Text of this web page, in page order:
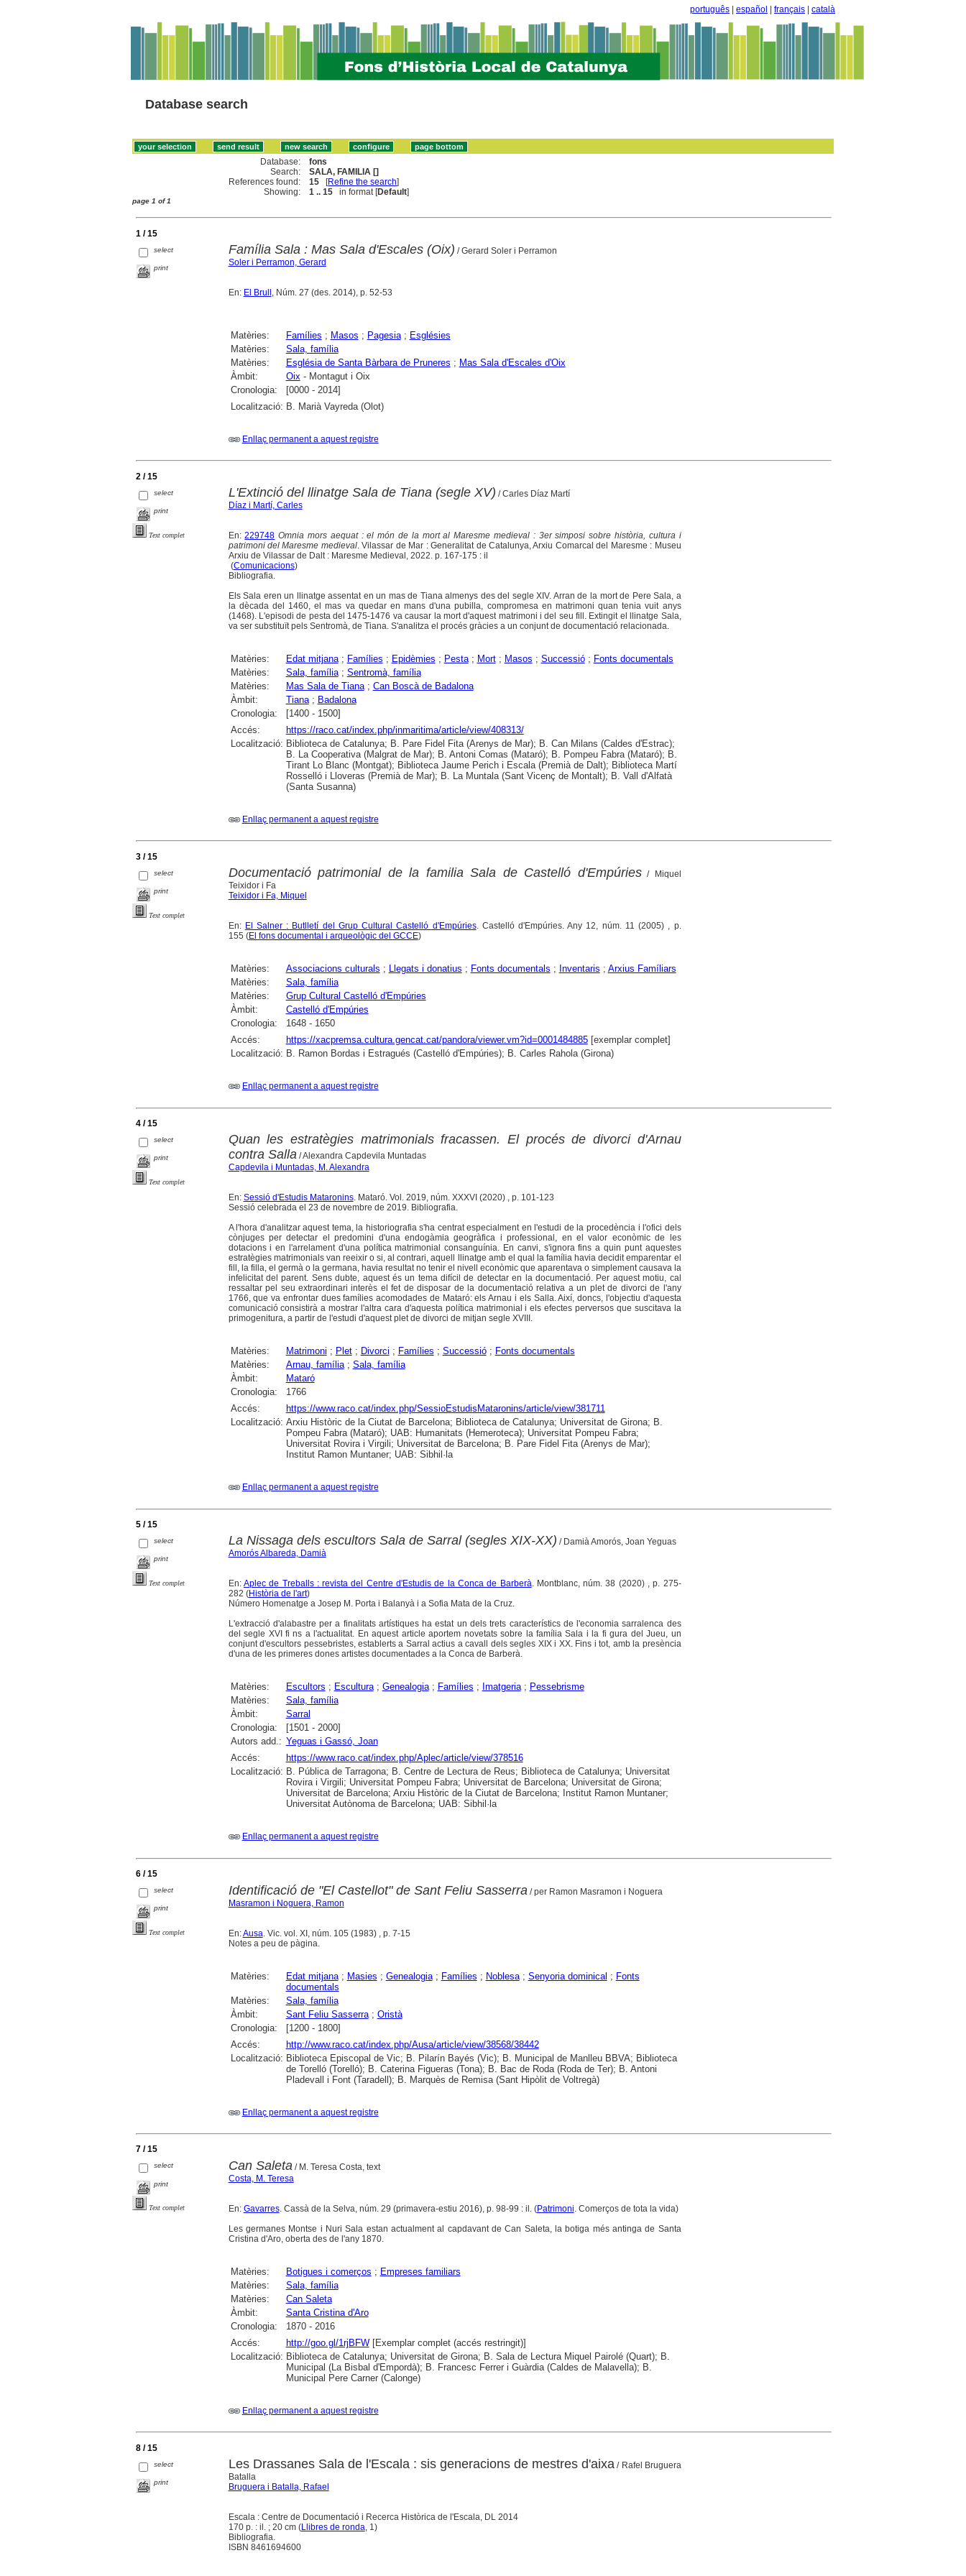
português español français català
Database search
Database:
fons
Search:
SALA, FAMILIA []
References found:
15 [Refine the search]
Showing:
1 .. 15 in format [Default]
page 1 of 1
1 / 15
select
print
Família Sala : Mas Sala d'Escales (Oix) / Gerard Soler i Perramon
Soler i Perramon, Gerard
En: El Brull, Núm. 27 (des. 2014), p. 52-53
Matèries: Famílies ; Masos ; Pagesia; Esglésies
Matèries:
Sala, família
Matèries:
Església de Santa Bàrbara de Pruneres ; Mas Sala d'Escales d'Oix
Àmbit:
Oix - Montagut i Oix
Cronologia:
[0000 - 2014]
Localització: B. Marià Vayreda (Olot)
Enllaç permanent a aquest registre
2 / 15
select
print
Text complet
L'Extinció del llinatge Sala de Tiana (segle XV) / Carles Díaz Martí
Díaz i Martí, Carles
En:229748 Omnia mors aequat : el món de la mort al Maresme medieval : 3er simposi sobre història, cultura i
patrimoni del Maresme medieval. Vilassar de Mar : Generalitat de Catalunya, Arxiu Comarcal del Maresme : Museu
Arxiu de Vilassar de Dalt : Maresme Medieval, 2022. p. 167-175 : il
(Comunicacions)
Bibliografia.
Els Sala eren un llinatge assentat en un mas de Tiana almenys des del segle XIV. Arran de la mort de Pere Sala, a
la dècada del 1460, el mas va quedar en mans d'una pubilla, compromesa en matrimoni quan tenia vuit anys
(1468). L'episodi de pesta del 1475-1476 va causar la mort d'aquest matrimoni i del seu fill. Extingit el llinatge Sala,
va ser substituït pels Sentromà, de Tiana. S'analitza el procés gràcies a un conjunt de documentació relacionada.
Matèries: Edat mitjana; Famílies ; Epidèmies ; Pesta; Mort; Masos ; Successió; Fonts documentals
Matèries:
Sala, família; Sentromà, família
Matèries:
Mas Sala de Tiana; Can Boscà de Badalona
Àmbit:
Tiana; Badalona
Cronologia:
[1400 - 1500]
Accés:
https://raco.cat/index.php/inmaritima/article/view/408313/
Localització: Biblioteca de Catalunya; B. Pare Fidel Fita (Arenys de Mar); B. Can Milans (Caldes d'Estrac);
B. La Cooperativa (Malgrat de Mar); B. Antoni Comas (Mataró); B. Pompeu Fabra (Mataró); B.
Tirant Lo Blanc (Montgat); Biblioteca Jaume Perich i Escala (Premià de Dalt); Biblioteca Martí
Rosselló i Lloveras (Premià de Mar); B. La Muntala (Sant Vicenç de Montalt); B. Vall d'Alfatà
(Santa Susanna)
Enllaç permanent a aquest registre
3 / 15
select
print
Text complet
Documentació patrimonial de la familia Sala de Castelló d'Empúries/ Miquel
Teixidor i Fa
Teixidor i Fa, Miquel
En: El Salner : Butlletí del Grup Cultural Castelló d'Empúries. Castelló d'Empúries. Any 12, núm. 11 (2005) , p.
155 (El fons documental i arqueològic del GCCE)
Matèries: Associacions culturals ; Llegats i donatius ; Fonts documentals ; Inventaris ; Arxius Famíliars
Matèries:
Sala, família
Matèries:
Grup Cultural Castelló d'Empúries
Àmbit:
Castelló d'Empúries
Cronologia:
1648 - 1650
Accés:
https://xacpremsa.cultura.gencat.cat/pandora/viewer.vm?id=0001484885[exemplar complet]
Localització: B. Ramon Bordas i Estragués (Castelló d'Empúries); B. Carles Rahola (Girona)
Enllaç permanent a aquest registre
4 / 15
select
print
Text complet
Quan les estratègies matrimonials fracassen. El procés de divorci d'Arnau
contra Salla/ Alexandra Capdevila Muntadas
Capdevila i Muntadas, M. Alexandra
En: Sessió d'Estudis Mataronins. Mataró. Vol. 2019, núm. XXXVI (2020) , p. 101-123
Sessió celebrada el 23 de novembre de 2019. Bibliografia.
A l'hora d'analitzar aquest tema, la historiografia s'ha centrat especialment en l'estudi de la procedència i l'ofici dels
cònjuges per detectar el predomini d'una endogàmia geogràfica i professional, en el valor econòmic de les
dotacions i en l'arrelament d'una política matrimonial consanguínia. En canvi, s'ignora fins a quin punt aquestes
estratègies matrimonials van reeixir o si, al contrari, aquell llinatge amb el qual la família havia decidit emparentar el
fill, la filla, el germà o la germana, havia resultat no tenir el nivell econòmic que aparentava o simplement causava la
infelicitat del parent. Sens dubte, aquest és un tema difícil de detectar en la documentació. Per aquest motiu, cal
ressaltar pel seu extraordinari interès el fet de disposar de la documentació relativa a un plet de divorci de l'any
1766, que va enfrontar dues famílies acomodades de Mataró: els Arnau i els Salla. Així, doncs, l'objectiu d'aquesta
comunicació consistirà a mostrar l'altra cara d'aquesta política matrimonial i els efectes perversos que suscitava la
primogenitura, a partir de l'estudi d'aquest plet de divorci de mitjan segle XVIII.
Matèries: Matrimoni ; Plet; Divorci ; Famílies ; Successió; Fonts documentals
Matèries:
Arnau, família; Sala, família
Àmbit:
Mataró
Cronologia:
1766
Accés:
https://www.raco.cat/index.php/SessioEstudisMataronins/article/view/381711
Localització: Arxiu Històric de la Ciutat de Barcelona; Biblioteca de Catalunya; Universitat de Girona; B.
Pompeu Fabra (Mataró); UAB: Humanitats (Hemeroteca); Universitat Pompeu Fabra;
Universitat Rovira i Virgili; Universitat de Barcelona; B. Pare Fidel Fita (Arenys de Mar);
Institut Ramon Muntaner; UAB: Sibhil·la
Enllaç permanent a aquest registre
5 / 15
select
print
Text complet
La Nissaga dels escultors Sala de Sarral (segles XIX-XX) / Damià Amorós, Joan Yeguas
Amorós Albareda, Damià
En: Aplec de Treballs : revista del Centre d'Estudis de la Conca de Barberà. Montblanc, núm. 38 (2020) , p. 275-
282 (Història de l'art)
Número Homenatge a Josep M. Porta i Balanyà i a Sofia Mata de la Cruz.
L'extracció d'alabastre per a finalitats artístiques ha estat un dels trets característics de l'economia sarralenca des
del segle XVI fi ns a l'actualitat. En aquest article aportem novetats sobre la família Sala i la fi gura del Jueu, un
conjunt d'escultors pessebristes, establerts a Sarral actius a cavall dels segles XIX i XX. Fins i tot, amb la presència
d'una de les primeres dones artistes documentades a la Conca de Barberà.
Matèries: Escultors ; Escultura; Genealogia; Famílies ; Imatgeria; Pessebrisme
Matèries:
Sala, família
Àmbit:
Sarral
Cronologia:
[1501 - 2000]
Autors add.: Yeguas i Gassó, Joan
Accés:
https://www.raco.cat/index.php/Aplec/article/view/378516
Localització: B. Pública de Tarragona; B. Centre de Lectura de Reus; Biblioteca de Catalunya; Universitat
Rovira i Virgili; Universitat Pompeu Fabra; Universitat de Barcelona; Universitat de Girona;
Universitat de Barcelona; Arxiu Històric de la Ciutat de Barcelona; Institut Ramon Muntaner;
Universitat Autònoma de Barcelona; UAB: Sibhil·la
Enllaç permanent a aquest registre
6 / 15
select
print
Text complet
Identificació de "El Castellot" de Sant Feliu Sasserra / per Ramon Masramon i Noguera
Masramon i Noguera, Ramon
En:Ausa . Vic. vol. XI, núm. 105 (1983) , p. 7-15
Notes a peu de pàgina.
Matèries: Edat mitjana; Masies ; Genealogia; Famílies ; Noblesa; Senyoria dominical ; Fonts
documentals
Matèries:
Sala, família
Àmbit:
Sant Feliu Sasserra; Oristà
Cronologia:
[1200 - 1800]
Accés:
http://www.raco.cat/index.php/Ausa/article/view/38568/38442
Localització: Biblioteca Episcopal de Vic; B. Pilarín Bayés (Vic); B. Municipal de Manlleu BBVA; Biblioteca
de Torelló (Torelló); B. Caterina Figueras (Tona); B. Bac de Roda (Roda de Ter); B. Antoni
Pladevall i Font (Taradell); B. Marquès de Remisa (Sant Hipòlit de Voltregà)
Enllaç permanent a aquest registre
7 / 15
select
print
Text complet
Can Saleta / M. Teresa Costa, text
Costa, M. Teresa
En: Gavarres. Cassà de la Selva, núm. 29 (primavera-estiu 2016), p. 98-99 : il. (Patrimoni . Comerços de tota la vida)
Les germanes Montse i Nuri Sala estan actualment al capdavant de Can Saleta, la botiga més antinga de Santa
Cristina d'Aro, oberta des de l'any 1870.
Matèries: Botigues i comerços ; Empreses familiars
Matèries:
Sala, família
Matèries:
Can Saleta
Àmbit:
Santa Cristina d'Aro
Cronologia:
1870 - 2016
Accés:
http://goo.gl/1rjBFW[Exemplar complet (accés restringit)]
Localització: Biblioteca de Catalunya; Universitat de Girona; B. Sala de Lectura Miquel Pairolé (Quart); B.
Municipal (La Bisbal d'Empordà); B. Francesc Ferrer i Guàrdia (Caldes de Malavella); B.
Municipal Pere Carner (Calonge)
Enllaç permanent a aquest registre
8 / 15
select
print
Les Drassanes Sala de l'Escala : sis generacions de mestres d'aixa / Rafel Bruguera
Batalla
Bruguera i Batalla, Rafael
Escala : Centre de Documentació i Recerca Històrica de l'Escala, DL 2014
170 p. : il. ; 20 cm (Llibres de ronda , 1)
Bibliografia.
ISBN 8461694600